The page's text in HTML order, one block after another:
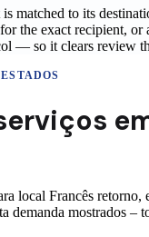
matched to its
the exact recipient, or
— so it clears review
local Francês retorno,
demanda mostrados –